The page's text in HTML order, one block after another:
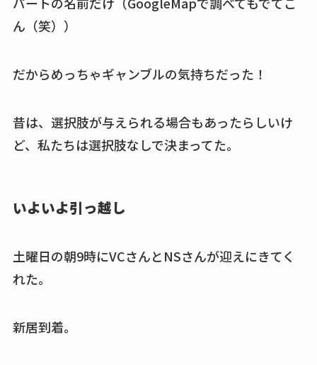
ん（笑））
だからめっちゃギャンブルの気持ちだった！
昔は、選択肢が与えられる場合もあったらしいけ
ど、私たちは選択肢なしで決まってた。
いよいよ引っ越し
土曜日の朝9時にVCさんとNSさんが迎えにきてく
れた。
新居到着。